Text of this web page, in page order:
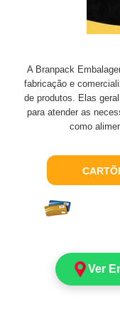
A Branpack
fabricação e
de produtos. Elas
para atender as
como
Ver